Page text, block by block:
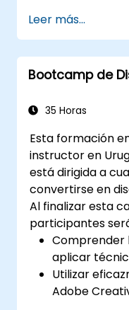
para crear
Utilizar
colores para
eficiencia.
profesional o
Leer más...
Bootcamp de
35 Horas
Esta formación
instructor en
está dirigida a
convertirse en
Al finalizar esta
participantes
Comprender
aplicar
Utilizar
Adobe